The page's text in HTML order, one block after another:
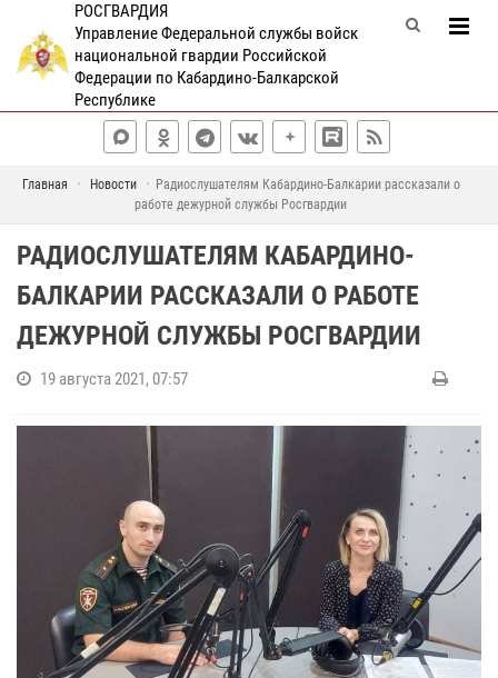
РОСГВАРДИЯ
Управление Федеральной службы войск
национальной гвардии Российской
Федерации по Кабардино-Балкарской
Республике
Главная Новости
Радиослушателям Кабардино-Балкарии рассказали о
работе дежурной службы Росгвардии
РАДИОСЛУШАТЕЛЯМ КАБАРДИНО-
БАЛКАРИИ РАССКАЗАЛИ О РАБОТЕ
ДЕЖУРНОЙ СЛУЖБЫ РОСГВАРДИИ
19 августа 2021, 07:57